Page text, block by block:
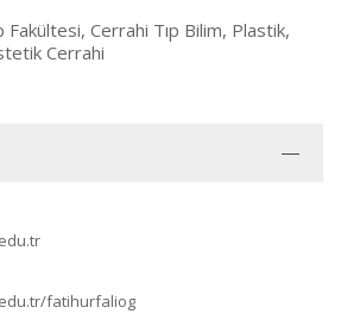
Fakültesi, Cerrahi Tıp Bilim, Plastik,
Cerrahi
fatihurfaliog